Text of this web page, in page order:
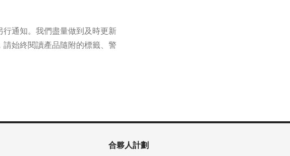
通知。我們盡量做到及時更新
始終閱讀產品隨附的標籤、警
合夥人計劃